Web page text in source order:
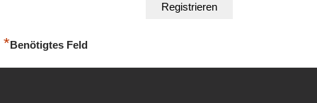
*Benötigtes Feld